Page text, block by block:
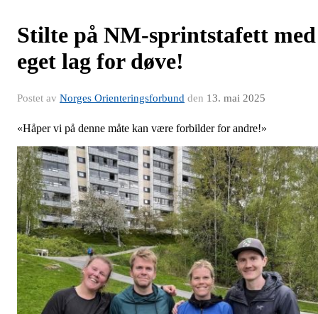
Stilte på NM-sprintstafett med
eget lag for døve!
Postet av Norges Orienteringsforbund den 13. mai 2025
«Håper vi på denne måte kan være forbilder for andre!»